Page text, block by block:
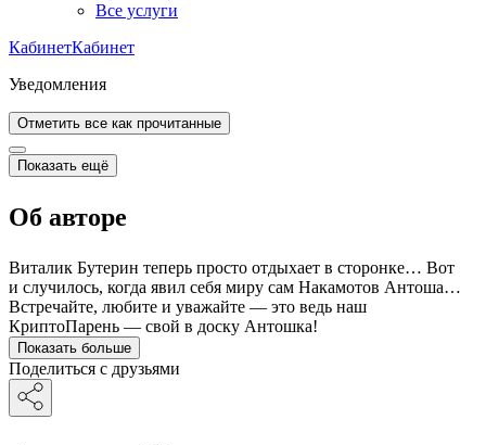
Все услуги
КабинетКабинет
Уведомления
Отметить все как прочитанные
Показать ещё
Об авторе
Виталик Бутерин теперь просто отдыхает в сторонке… Вот
и случилось, когда явил себя миру сам Накамотов Антоша…
Встречайте, любите и уважайте — это ведь наш
КриптоПарень — свой в доску Антошка!
Показать больше
Поделиться с друзьями